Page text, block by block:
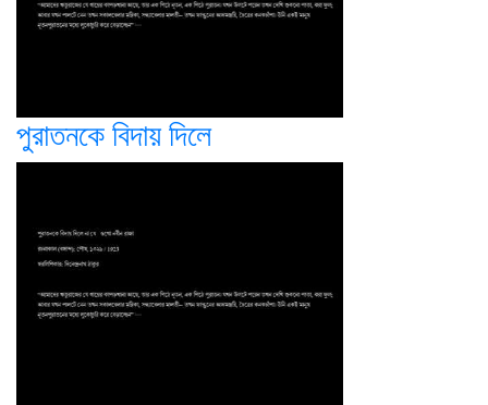
পুরাতনকে বিদায় দিলে